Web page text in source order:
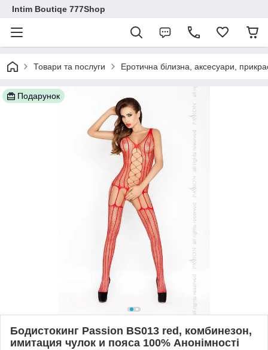
Intim Boutiqe 777Shop
Товари та послуги Еротична білизна, аксесуари,
Подарунок
Бодистокинг Passion BS013 red, комбинезон,
имитация чулок и пояса 100% Анонімності